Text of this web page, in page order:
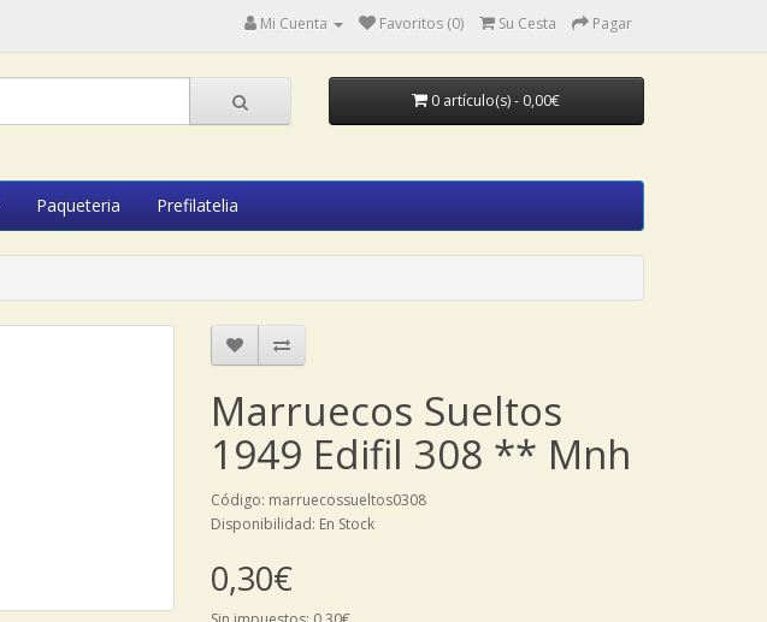
Mi Cuenta Favoritos (0) Su Cesta Pagar
0 artículo(s) - 0,00€
Paqueteria Prefilatelia
Marruecos Sueltos
1949 Edifil 308 ** Mnh
Código: marruecossueltos0308
Disponibilidad: En Stock
0,30€